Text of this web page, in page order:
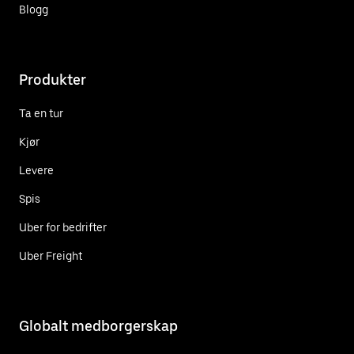
Blogg
Produkter
Ta en tur
Kjør
Levere
Spis
Uber for bedrifter
Uber Freight
Globalt medborgerskap